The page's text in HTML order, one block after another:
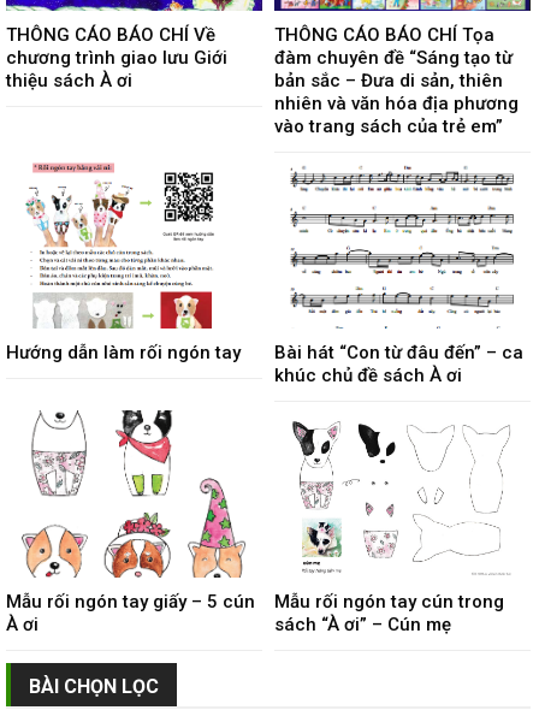
THÔNG CÁO BÁO CHÍ Về
chương trình giao lưu Giới
thiệu sách À ơi
THÔNG CÁO BÁO CHÍ Tọa
đàm chuyên đề “Sáng tạo từ
bản sắc – Đưa di sản, thiên
nhiên và văn hóa địa phương
vào trang sách của trẻ em”
Hướng dẫn làm rối ngón tay
Bài hát “Con từ đâu đến” – ca
khúc chủ đề sách À ơi
Mẫu rối ngón tay giấy – 5 cún
À ơi
Mẫu rối ngón tay cún trong
sách “À ơi” – Cún mẹ
BÀI CHỌN LỌC